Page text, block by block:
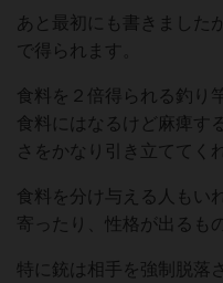
あと最初にも書きました
で得られます。
食料を２倍得られる釣り
食料にはなるけど麻痺す
さをかなり引き立ててく
食料を分け与える人もい
寄ったり、性格が出るも
特に銃は相手を強制脱落